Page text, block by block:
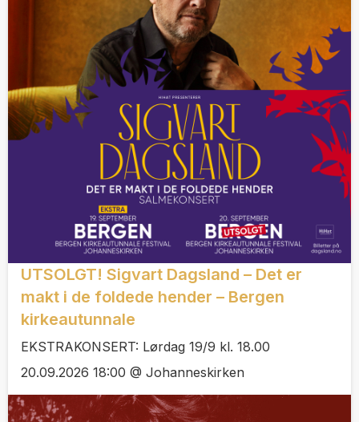
UTSOLGT! Sigvart Dagsland – Det er
makt i de foldede hender – Bergen
kirkeautunnale
EKSTRAKONSERT: Lørdag 19/9 kl. 18.00
20.09.2026 18:00 @ Johanneskirken